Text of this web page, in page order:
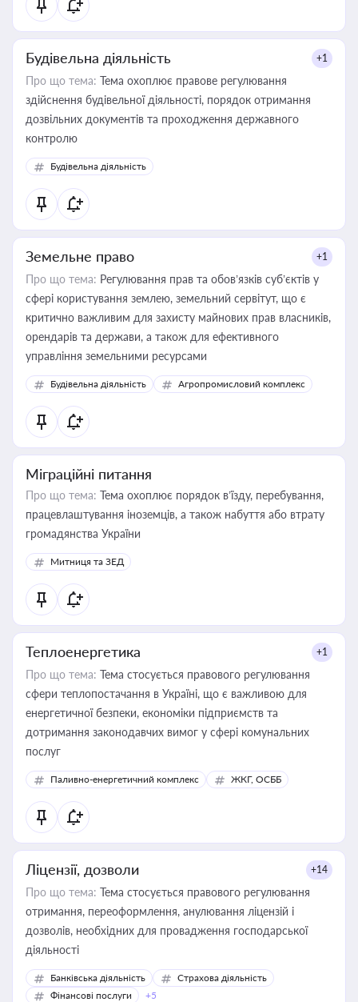
Будівельна діяльність +1
Про що тема: Тема охоплює правове регулювання
здійснення будівельної діяльності, порядок отримання
дозвільних документів та проходження державного
контролю
Будівельна діяльність
Земельне право +1
Про що тема: Регулювання прав та обов’язків суб’єктів у
сфері користування землею, земельний сервітут, що є
критично важливим для захисту майнових прав власників,
орендарів та держави, а також для ефективного
управління земельними ресурсами
Будівельна діяльність Агропромисловий комплекс
Міграційні питання
Про що тема: Тема охоплює порядок в’їзду, перебування,
працевлаштування іноземців, а також набуття або втрату
громадянства України
Митниця та ЗЕД
Теплоенергетика +1
Про що тема: Тема стосується правового регулювання
сфери теплопостачання в Україні, що є важливою для
енергетичної безпеки, економіки підприємств та
дотримання законодавчих вимог у сфері комунальних
послуг
Паливно-енергетичний комплекс ЖКГ, ОСББ
Ліцензії, дозволи +14
Про що тема: Тема стосується правового регулювання
отримання, переоформлення, анулювання ліцензій і
дозволів, необхідних для провадження господарської
діяльності
Банківська діяльність
Страхова діяльність
Фінансові послуги
+5